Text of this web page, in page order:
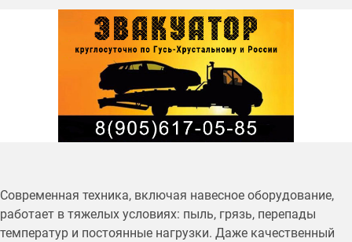
Современная техника, включая навесное оборудование,
работает в тяжелых условиях: пыль, грязь, перепады
температур и постоянные нагрузки. Даже качественный